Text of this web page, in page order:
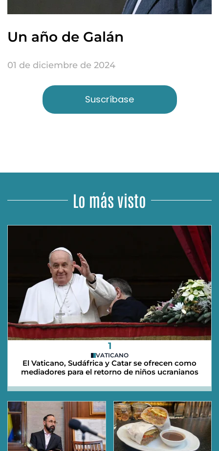
Un año de Galán
01 de diciembre de 2024
Suscríbase
Lo más visto
1
VATICANO
El Vaticano, Sudáfrica y Catar se ofrecen como
mediadores para el retorno de niños ucranianos